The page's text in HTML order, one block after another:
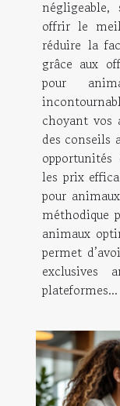
offrir le
réduire la
grâce aux
pour
choyant vos
des conseils
les prix
pour
méthodique
animaux
permet
exclusives
plateformes...